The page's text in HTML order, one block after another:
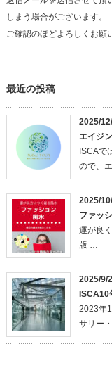
しまう場合がございます。
ご確認のほどよろしくお願
最近の投稿
2025/
エイジ
ISCAで
ので、
2025/
ファッ
運が良
版 …
2025/9/
ISCA10
2023年
サリー